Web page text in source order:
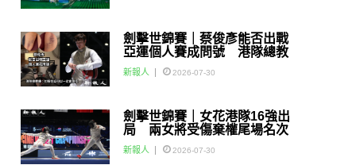
劍擊世錦賽｜蔡俊彥能否出戰
亞運個人賽成問號 港隊總教
練：如醫生話可以一定會用佢
新報人 2026-07-30
劍擊世錦賽｜女花港隊16強出
局 兩女將受傷棄權尾場名次
賽
新報人 2026-07-30